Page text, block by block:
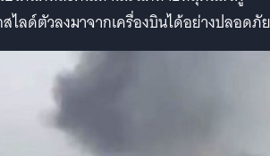
ไลด์ตัวลงมาจากเครื่องบินได้อย่างปลอดภัย